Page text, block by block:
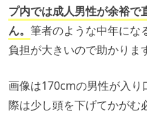
プ内では成人男性が余裕で
ん。 筆者のような中年にな
負担が大きいので助かりま
画像は170cmの男性が入
際は少し頭を下げてかがむ